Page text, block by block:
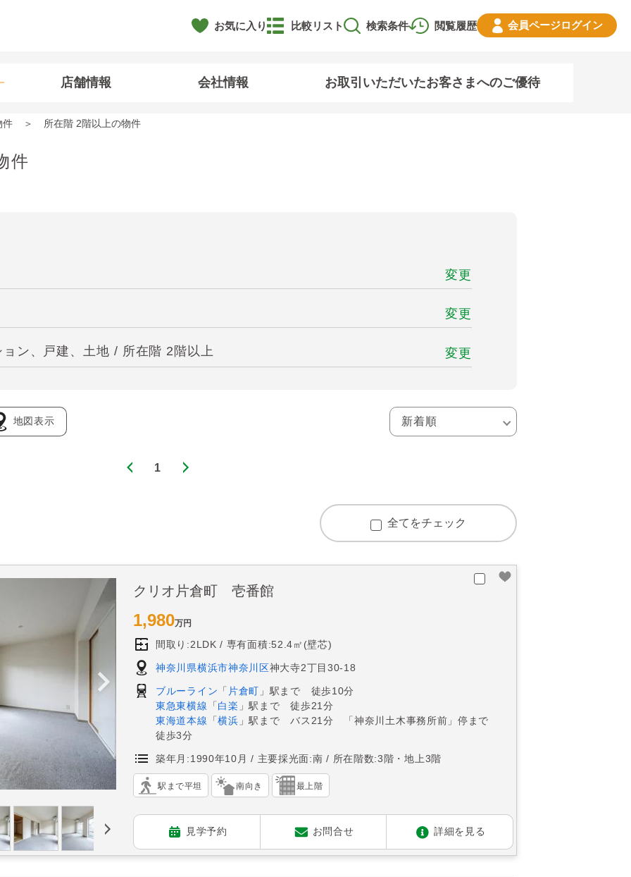
お気に入り 閲覧履歴
比較リスト 検索条件 会員ページログイン
店舗情報 会社情報 お取引いただいたお客さまへのご優待
件 所在階 2階以上の物件
件
変更
変更
ン、戸建、土地 / 所在階 2階以上 変更
地図表示
1
全てをチェック
クリオ片倉町 壱番館
1,980万円
間取り:2LDK 専有面積:52.4㎡(壁芯)
神奈川県横浜市神奈川区神大寺2丁目30-18
ブルーライン 「 片倉町 」駅まで 徒歩10分
東急東横線 「 白楽 」駅まで 徒歩21分
東海道本線 「横浜 」駅まで バス21分 「神奈川土木事務所前」停まで
徒歩3分
築年月:1990年10月 主要採光面:南 所在階数:3階・地上3階
駅まで平坦 南向き 最上階
見学予約 お問合せ 詳細を見る